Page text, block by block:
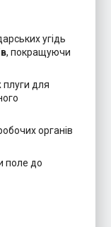
угідь
, покращуючи
плуги для
органів
поле до